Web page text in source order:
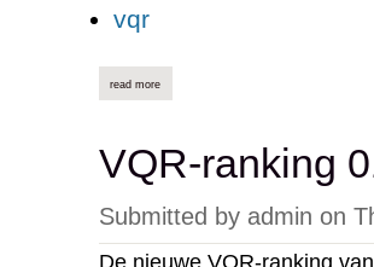
vqr
read more
VQR-ranking
Submitted by admin on
De nieuwe VQR-ranking